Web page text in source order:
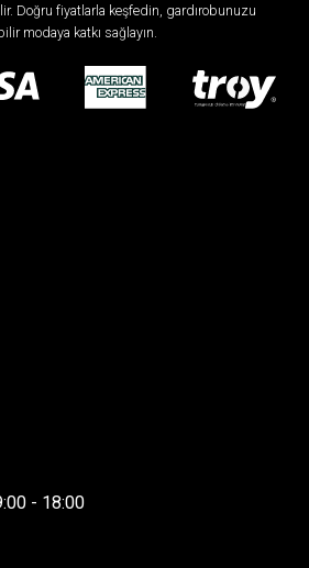
Doğru fiyatlarla keşfedin, gardırobunuzu
modaya katkı sağlayın.
- 18:00